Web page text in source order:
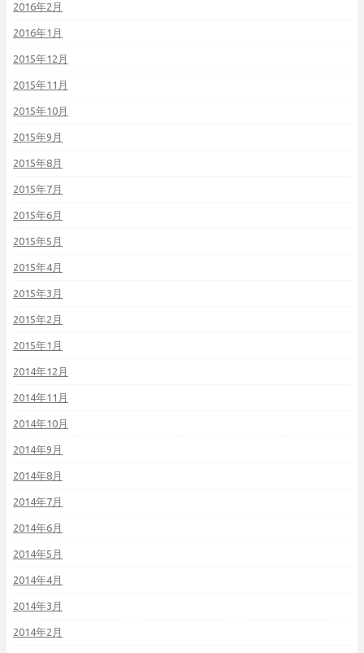
2016年2月
2016年1月
2015年12月
2015年11月
2015年10月
2015年9月
2015年8月
2015年7月
2015年6月
2015年5月
2015年4月
2015年3月
2015年2月
2015年1月
2014年12月
2014年11月
2014年10月
2014年9月
2014年8月
2014年7月
2014年6月
2014年5月
2014年4月
2014年3月
2014年2月